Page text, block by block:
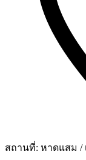
สถานที่: หาดแสม /